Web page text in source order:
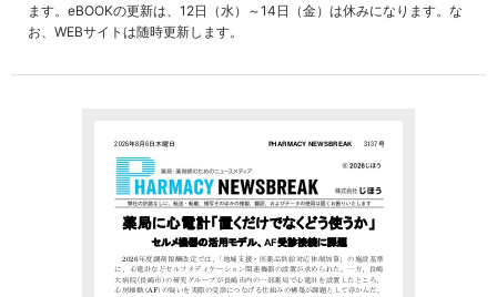
ます。eBOOKの更新は、12日（水）～14日（金）は休みになります。な
お、WEBサイトは随時更新します。